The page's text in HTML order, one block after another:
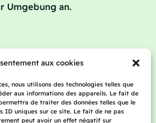
aux cookies
nous utilisons des technologies telles que
aux informations des appareils. Le fait de
de traiter des données telles que le
ID uniques sur ce site. Le fait de ne pas
peut avoir un effet négatif sur
Umgebung an.